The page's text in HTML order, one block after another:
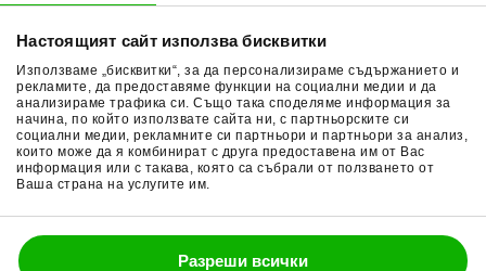
Настоящият сайт използва бисквитки
Използваме „бисквитки“, за да персонализираме съдържанието и
рекламите, да предоставяме функции на социални медии и да
анализираме трафика си. Също така споделяме информация за
начина, по който използвате сайта ни, с партньорските си
социални медии, рекламните си партньори и партньори за анализ,
които може да я комбинират с друга предоставена им от Вас
информация или с такава, която са събрали от ползването от
Ваша страна на услугите им.
Разреши всички
Начини плащане
Връщане на стока
Общи условия
Поверителност
Политика за бисквитки
Гуми за мотор
Очила за мотор
Раници за мотор
Ръкавици за мотор
Части за мотор